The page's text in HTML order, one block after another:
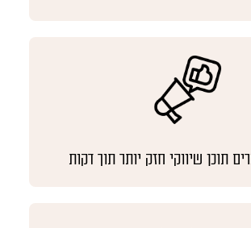
תוכן שיווקי חזק יותר תוך דקות